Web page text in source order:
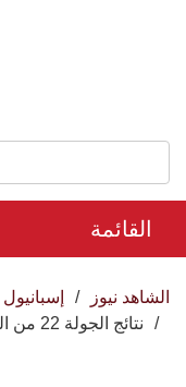
القائمة
الشاهد نيوز
إسبانيول
نتائج الجولة 22 من الدوري الإسباني